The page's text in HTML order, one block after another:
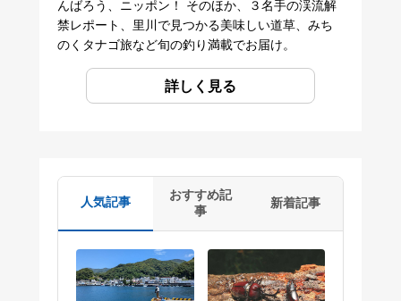
んばろう、ニッポン！ そのほか、３名手の渓流解
禁レポート、里川で見つかる美味しい道草、みち
のくタナゴ旅など旬の釣り満載でお届け。
詳しく見る
人気記事
おすすめ記
事
新着記事